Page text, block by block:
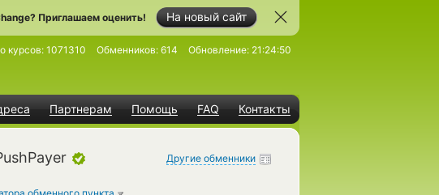
На новый сайт
Приглашаем оценить!
Партнерам Помощь FAQ Контакты
курсов: 1071310 Обменников: 614 Обновление: 21:24:50
Другие обменники